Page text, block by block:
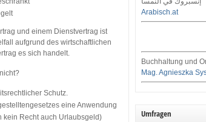
und einem Dienstvertrag ist
aufgrund des wirtschaftlichen
es sich handelt.
Schutz.
eine Anwendung
kein Recht auch Urlaubsgeld)
Arabisch.at
Buchhaltung und
Mag. Agnieszka
Umfragen